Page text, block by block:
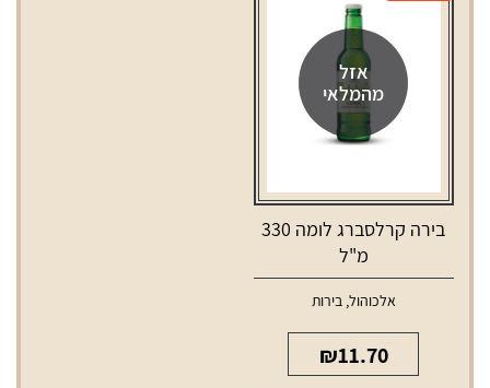
330
מ"ל
אזל
מהמלאי
בירה קרלסברג לומה 330
מ"ל
אלכוהול,בירות
₪11.70